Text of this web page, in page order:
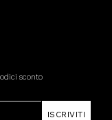
sconto
ISCRIVITI